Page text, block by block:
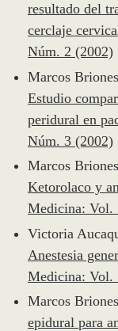
resultado del
cerclaje
Núm. 2 (2002)
Marcos
Estudio
peridural en
Núm. 3 (2002)
Marcos
Ketorolaco y
Medicina: Vol.
Victoria
Anestesia
Medicina: Vol.
Marcos
epidural para